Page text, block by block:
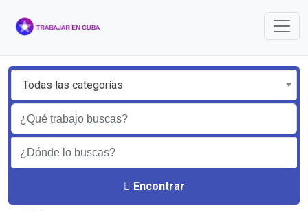
Todas las categorías
Encontrar